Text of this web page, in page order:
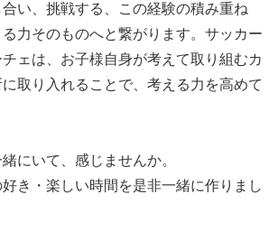
い、挑戦する、この経験の積み重ね
力そのものへと繋がります。サッカー
ェは、お子様自身が考えて取り組むカ
取り入れることで、考える力を高めて
にいて、感じませんか。
き・楽しい時間を是非一緒に作りまし